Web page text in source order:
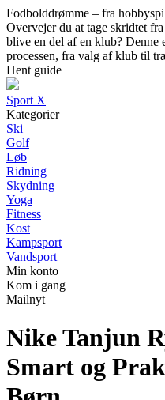
Fodbolddrømme – fra
Overvejer du at tage skridtet
blive en del af en klub? Denne
processen, fra valg af klub til
Hent guide
Sport X
Kategorier
Ski
Golf
Løb
Ridning
Skydning
Yoga
Fitness
Kost
Kampsport
Vandsport
Min konto
Kom i gang
Mailnyt
Nike Tanjun
Smart og